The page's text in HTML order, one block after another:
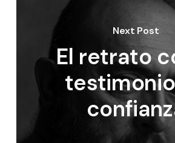
Next Post
El retrato